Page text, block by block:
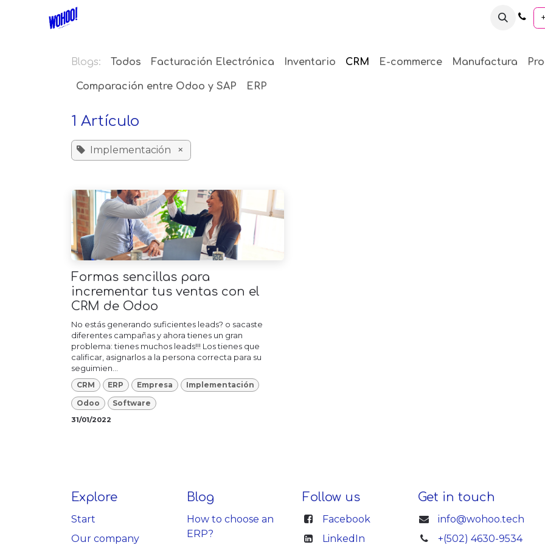
Ir al contenido
Programa de Referencia
Blogs: Todos Facturación Electrónica Inventario CRM E-commerce Manufactura
Comparación entre Odoo y SAP ERP
1 Artículo
Implementación ×
Formas sencillas para
incrementar tus ventas con el
CRM de Odoo
No estás generando suficientes leads? o sacaste
diferentes campañas y ahora tienes un gran
problema: tienes muchos leads!!! Los tienes que
calificar, asignarlos a la persona correcta para su
seguimien...
CRM ERP Empresa Implementación
Odoo Software
31/01/2022
Explore
Start
Our company
Blog
How to choose an
ERP?
Follow us
Facebook
LinkedIn
Get in touch
info@wohoo.tech
+(502) 4630-9534